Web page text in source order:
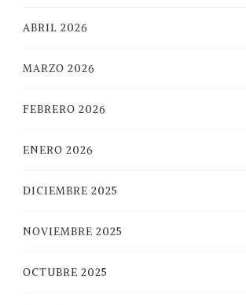
ABRIL 2026
MARZO 2026
FEBRERO 2026
ENERO 2026
DICIEMBRE 2025
NOVIEMBRE 2025
OCTUBRE 2025